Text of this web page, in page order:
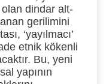
olan dindar alt-
gerilimini
‘yayılmacı’
etnik kökenli
Bu, yeni
yapının